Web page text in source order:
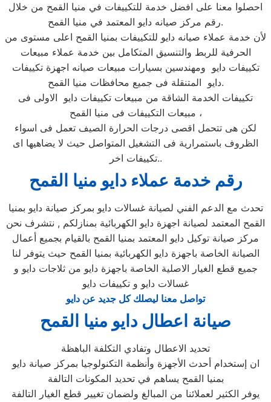
احصلوا معنا على افضل خدمة للتكييفات في منيا القمح من خلال
رقم مركز صيانه دايو المعتمد في منيا القمح.
لأن خدمة عملاء صيانه دايو للتكييفات بمنيا القمح اعلى مستوى من
الحرفية للربط والتنسيق المتكامل بين خدمة عملاء مبيعات
تكييفات دايو ومهندسين بسيارات مبيعات صيانه اجهزة تكييفات
دايو المتنقلة فى جميع محافظات منيا القمح.
تكييفات الخدمة الشاقة من مبيعات تكييفات دايو الاولى فى
مبيعات التكييفات فى منيا القمح ،
لكن هى تتحمل اقصى درجات الحرارة الصيف تعمل فى اسواء
الظروف باستمرارية فى التشغيل المتواصل حيث لا يضاهيها اى
تكييفات اخر..
رقم خدمة عملاء دايو منيا القمح
تحدث مع الدعم الفني لصيانة غسالات دايو بمركز صيانة دايو بمنيا
القمح المعتمد لصيانة اجهزة دايو الكهربائية بمنازلكم , نتشرف نحن
مركز صيانة توكيل دايو المعتمد بمنيا القمح بالقيام بجميع أعمال
الصيانة الخاصة باجهزة دايو الكهربائية بمنيا القمح حيث يتوفر لنا
جميع قطع الغيار الاصلية الخاصة باجهزة دايو من ثلاجات دايو و
غسالات دايو و تكييفات دايو
تواصل معنا ليصلك كل جديد عن دايو
صيانة اعطال دايو منيا القمح
تحديد الاعطال وتفادي التكلفة الباهظة
ان إستخدام أحدث الأجهزة وأنظمة التكنولوجيا بمركز صيانة دايو
بمنيا القمح يساهم في تحديد المكونات التالفة
يوفر الكثير لعملائنا من المبالغ ولضمان تغيير قطع الغيار التالفة